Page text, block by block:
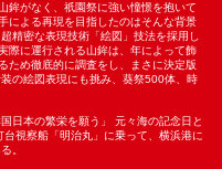
鉾がなく、祇園祭に強い憧憬を抱いて
による再現を目指したのはそんな背景
精密な表現技術「絵図」技法を採用し
際に運行される山鉾は、年によって飾
ため徹底的に調査をし、まさに決定版
の絵図表現にも挑み、葵祭500体、時
日本の繁栄を願う」 元々海の記念日と
視察船「明治丸」に乗って、横浜港に
。